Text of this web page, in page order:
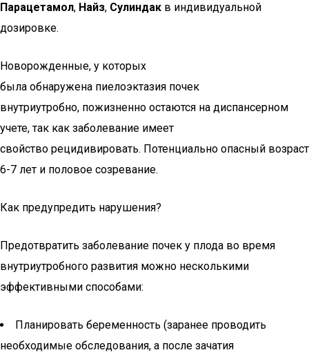
Парацетамол, Найз, Сулиндак в индивидуальной
дозировке.
Новорожденные, у которых
была обнаружена пиелоэктазия почек
внутриутробно, пожизненно остаются на диспансерном
учете, так как заболевание имеет
свойство рецидивировать. Потенциально опасный возраст
6-7 лет и половое созревание.
Как предупредить нарушения?
Предотвратить заболевание почек у плода во время
внутриутробного развития можно несколькими
эффективными способами:
Планировать беременность (заранее проводить
необходимые обследования, а после зачатия